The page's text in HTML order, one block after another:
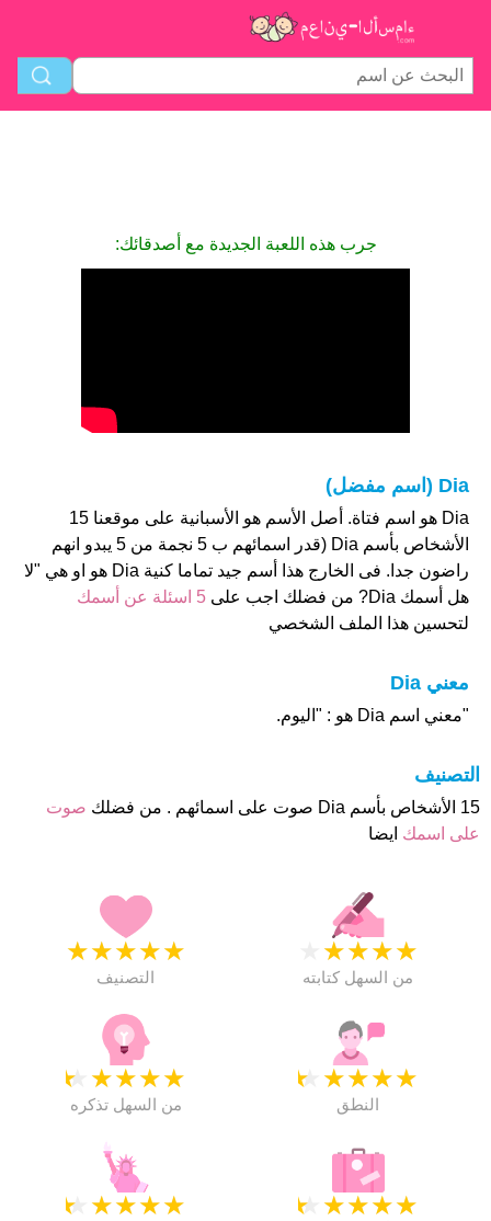
جرب هذه اللعبة الجديدة مع أصدقائك:
Dia (اسم مفضل)
Dia هو اسم فتاة. أصل الأسم هو الأسبانية على موقعنا 15
الأشخاص بأسم Dia (قدر اسمائهم ب 5 نجمة من 5 يبدو انهم
راضون جدا. فى الخارج هذا أسم جيد تماما كنية Dia هو او هي "لا
هل أسمك Dia? من فضلك اجب على
5 اسئلة عن أسمك
لتحسين هذا الملف الشخصي
معني Dia
"معني اسم Dia هو : "اليوم.
التصنيف
15 الأشخاص بأسم Dia صوت على اسمائهم . من فضلك
صوت
على اسمك ايضا
★
★
★
★
★
التصنيف
★
★
★
★
من السهل كتابته
★
★
★
★
★
من السهل تذكره
★
★
★
★
★
النطق
★
★
★
★
★ ★
★
★
★
★